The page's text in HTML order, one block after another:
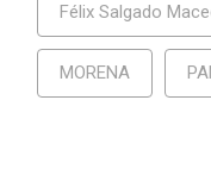
Félix Salgado
MORENA